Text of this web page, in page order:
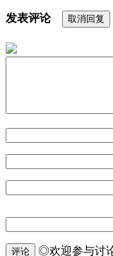
发表评论 取消回复
评论
◎欢迎参与讨